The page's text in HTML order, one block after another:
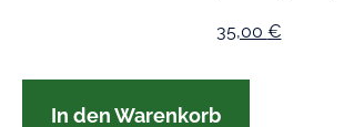
35,00 €
In den Warenkorb